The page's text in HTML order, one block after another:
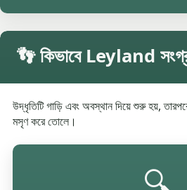
👣 কিভাবে Leyland
উদ্ধৃতিটি গাড়ি এবং অবস্থান দিয়ে শুরু হয়,
মসৃণ করে তোলে।